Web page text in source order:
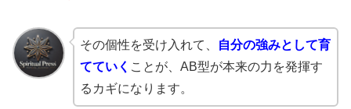
その個性を受け入れて、
自分の強みとして育
てていく ことが、AB型が本来の力を発揮す
るカギになります。